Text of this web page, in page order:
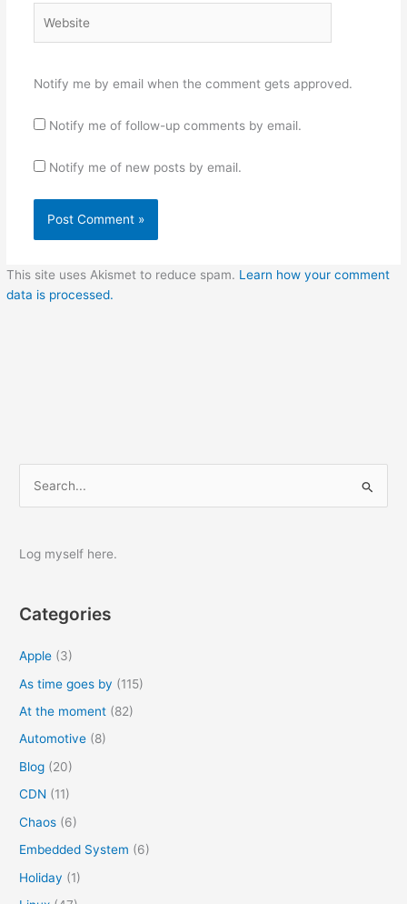
Notify me by email when the comment gets approved.
Notify me of follow-up comments by email.
Notify me of new posts by email.
This site uses Akismet to reduce spam. Learn how your comment
data is processed.
r
f
Log myself here.
Categories
Apple (3)
As time goes by (115)
At the moment (82)
Automotive (8)
Blog (20)
CDN (11)
Chaos (6)
Embedded System (6)
Holiday (1)